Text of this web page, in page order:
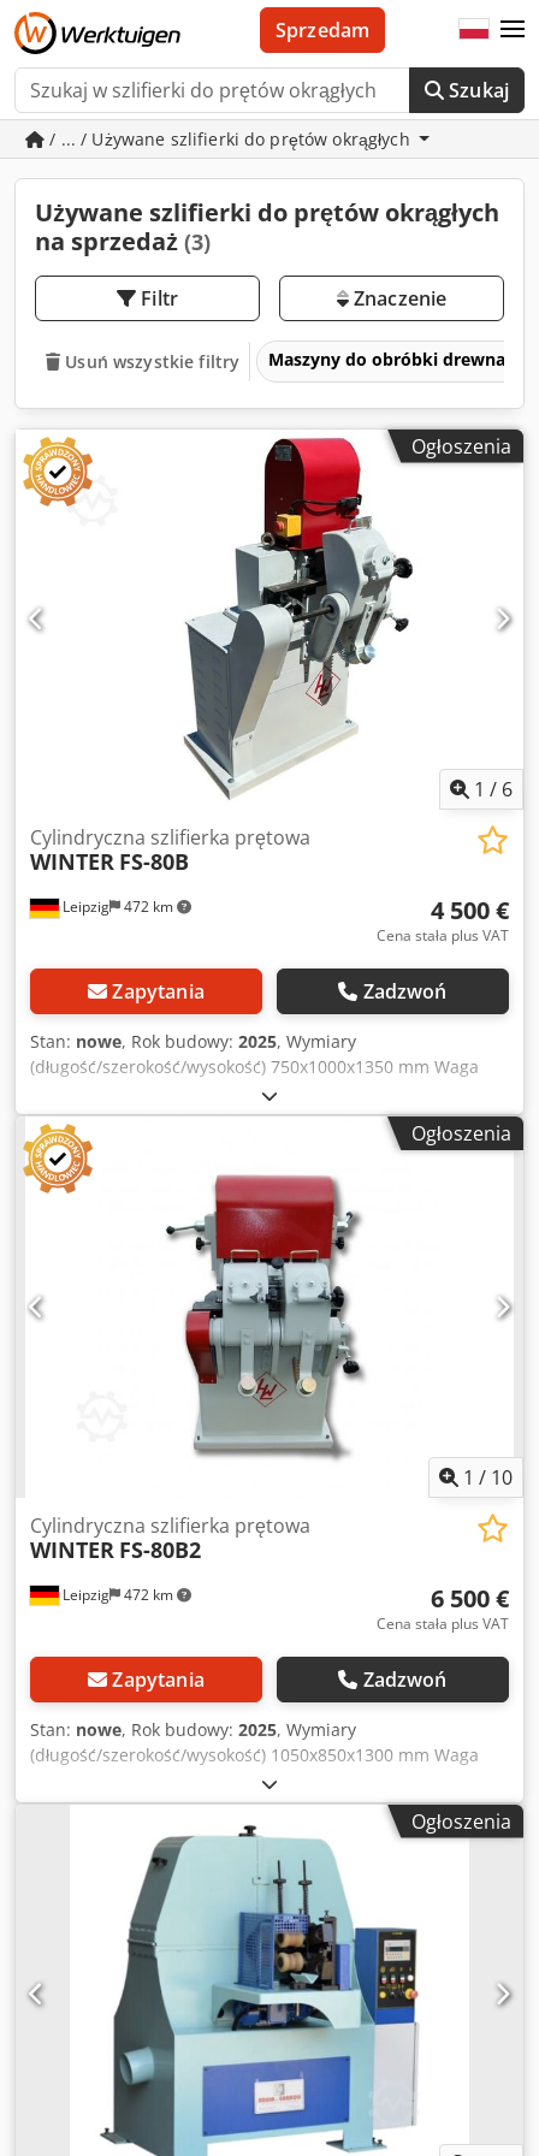
Szukaj
Sprzedam
/ ... / Używane szlifierki do prętów okrągłych
Używane szlifierki do prętów okrągłych
na sprzedaż (3)
Filtr Znaczenie
Usuń wszystkie filtry Maszyny do obróbki drewna
Ogłoszenia
1 / 6
Leipzig 472 km
Cylindryczna szlifierka prętowa
WINTER FS-80B
4 500 €
Cena stała plus VAT
Zapytania Zadzwoń
Stan: nowe, Rok budowy: 2025, Wymiary
(długość/szerokość/wysokość) 750x1000x1350 mm Waga
420 kg Całkowite zapotrzebowanie na moc 2,7 kW Szlifierka
do prętów okrągłych FS-80B - Zakres roboczy Ø 10 - 80 mm
- Silnik napędowy 2,2 kW - Silnik wyciągu 0,5 kW - Dysza
wyciągowa Ø 100 mm - Napięcie 400V / 50Hz - Prędkość
posuwu 1 - 20 m/min. - Prędkość taśmy szlifierskiej 900
m/min. - Wymiary taśmy szlifierskiej 130 x 1850 mm -
Wymiary dł. x szer. x wys. 750 x 1000 x 1350 mm - Waga
420kg Dkedpfxjvz Hdte Amvjr
Ogłoszenia
1 / 10
Leipzig 472 km
Cylindryczna szlifierka prętowa
WINTER FS-80B2
6 500 €
Cena stała plus VAT
Zapytania Zadzwoń
Stan: nowe, Rok budowy: 2025, Wymiary
(długość/szerokość/wysokość) 1050x850x1300 mm Waga
420 kg Całkowite zapotrzebowanie na moc 4,5 kW Szlifierka
do prętów okrągłych FS-80B2 Djdovz Hfqspfx Amvskr -
Zakres roboczy Ø 10 - 80 mm - Silnik napędowy 4,0 kW -
Silnik wyciągu 0,5 kW - Dysza wyciągowa Ø 100 mm -
Napięcie 400V / 50Hz - Prędkość posuwu 1 - 20 m/min. -
Prędkość taśmy szlifierskiej 1080 m/min. - Wymiary taśmy
szlifierskiej 130 x 1850 mm - Wymiary dł. x szer. x wys. 1050
x 850 x 1300 mm - Waga 420kg
Ogłoszenia